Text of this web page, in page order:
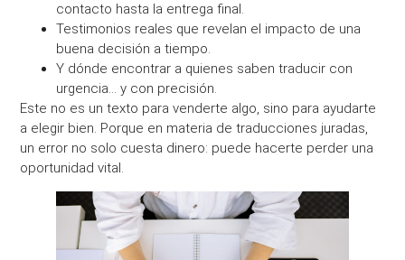
contacto hasta la entrega final.
Testimonios reales que revelan el impacto de una
buena decisión a tiempo.
Y dónde encontrar a quienes saben traducir con
urgencia… y con precisión.
Este no es un texto para venderte algo, sino para ayudarte
a elegir bien. Porque en materia de traducciones juradas,
un error no solo cuesta dinero: puede hacerte perder una
oportunidad vital.